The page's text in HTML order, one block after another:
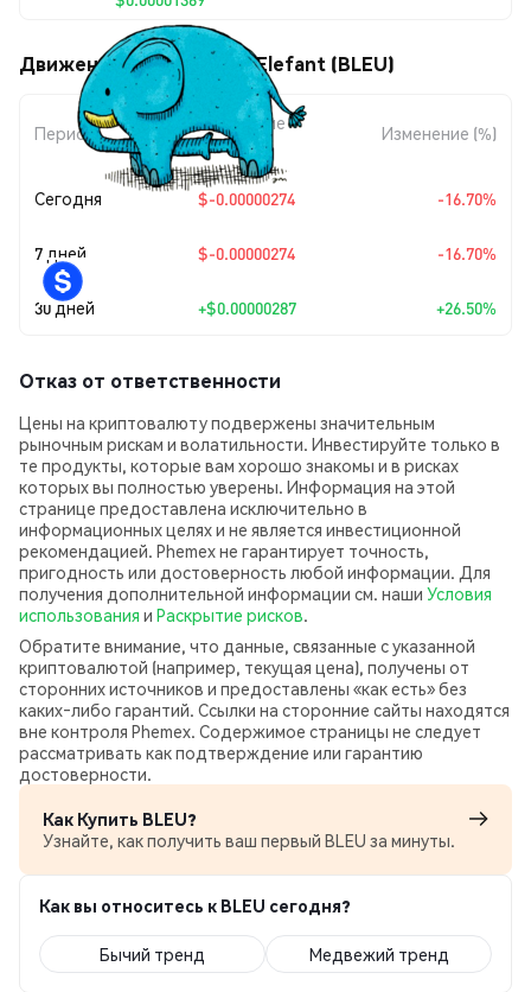
Движения цены Le Bleu Elefant (BLEU)
Период
Изменение
суммы
Изменение (%)
Сегодня $-0.00000274 -16.70%
7 дней $-0.00000274 -16.70%
30 дней +$0.00000287 +26.50%
Отказ от ответственности
Цены на криптовалюту подвержены значительным
рыночным рискам и волатильности. Инвестируйте только в
те продукты, которые вам хорошо знакомы и в рисках
которых вы полностью уверены. Информация на этой
странице предоставлена исключительно в
информационных целях и не является инвестиционной
рекомендацией. Phemex не гарантирует точность,
пригодность или достоверность любой информации. Для
получения дополнительной информации см. наши Условия
использования и Раскрытие рисков.
Обратите внимание, что данные, связанные с указанной
криптовалютой (например, текущая цена), получены от
сторонних источников и предоставлены «как есть» без
каких‑либо гарантий. Ссылки на сторонние сайты находятся
вне контроля Phemex. Содержимое страницы не следует
рассматривать как подтверждение или гарантию
достоверности.
Как Купить BLEU?
Узнайте, как получить ваш первый BLEU за минуты.
Как вы относитесь к BLEU сегодня?
Бычий тренд Медвежий тренд